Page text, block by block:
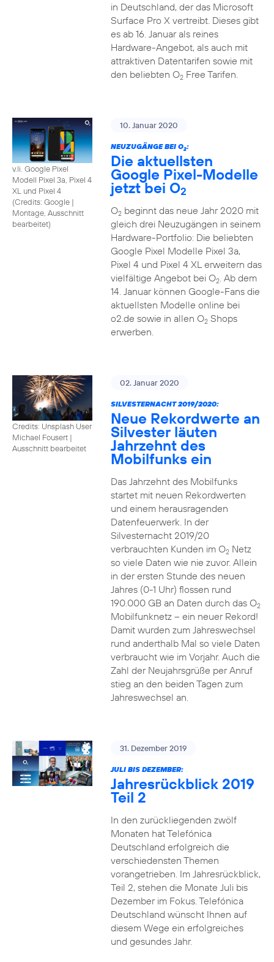
in Deutschland, der das Microsoft
Surface Pro X vertreibt. Dieses gibt
es ab 16. Januar als reines
Hardware-Angebot, als auch mit
attraktiven Datentarifen sowie mit
den beliebten O2Free Tarifen.
v.li. Google Pixel
Modell Pixel 3a, Pixel 4
XL und Pixel 4
(Credits: Google |
Montage, Ausschnitt
bearbeitet)
10. Januar 2020
NEUZUGÄNGE BEI O2:
Die aktuellsten
Google Pixel-Modelle
jetzt bei O2
O2beginnt das neue Jahr 2020 mit
gleich drei Neuzugängen in seinem
Hardware-Portfolio: Die beliebten
Google Pixel Modelle Pixel 3a,
Pixel 4 und Pixel 4 XL erweitern das
vielfältige Angebot bei O2. Ab dem
14. Januar können Google-Fans die
aktuellsten Modelle online bei
o2.de sowie in allen O2Shops
erwerben.
Credits: Unsplash User
Michael Fousert |
Ausschnitt bearbeitet
02. Januar 2020
SILVESTERNACHT 2019/2020:
Neue Rekordwerte an
Silvester läuten
Jahrzehnt des
Mobilfunks ein
Das Jahrzehnt des Mobilfunks
startet mit neuen Rekordwerten
und einem herausragenden
Datenfeuerwerk. In der
Silvesternacht 2019/20
verbrauchten Kunden im O2Netz
so viele Daten wie nie zuvor. Allein
in der ersten Stunde des neuen
Jahres (0-1 Uhr) flossen rund
190.000 GB an Daten durch das O2
Mobilfunknetz – ein neuer Rekord!
Damit wurden zum Jahreswechsel
rund anderthalb Mal so viele Daten
verbraucht wie im Vorjahr. Auch die
Zahl der Neujahrsgrüße per Anruf
stieg an den beiden Tagen zum
Jahreswechsel an.
31. Dezember 2019
JULI BIS DEZEMBER:
Jahresrückblick 2019
Teil 2
In den zurückliegenden zwölf
Monaten hat Telefónica
Deutschland erfolgreich die
verschiedensten Themen
vorangetrieben. Im Jahresrückblick,
Teil 2, stehen die Monate Juli bis
Dezember im Fokus. Telefónica
Deutschland wünscht Ihnen auf
diesem Wege ein erfolgreiches
und gesundes Jahr.